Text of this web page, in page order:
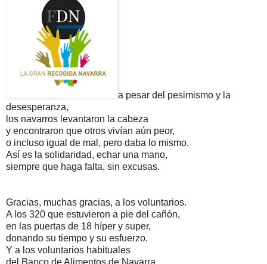
a pesar del pesimismo y la
desesperanza,
los navarros levantaron la cabeza
y encontraron que otros vivían aún peor,
o incluso igual de mal, pero daba lo mismo.
Así es la solidaridad, echar una mano,
siempre que haga falta, sin excusas.
Gracias, muchas gracias, a los voluntarios.
A los 320 que estuvieron a pie del cañón,
en las puertas de 18 híper y super,
donando su tiempo y su esfuerzo.
Y a los voluntarios habituales
del Banco de Alimentos de Navarra,